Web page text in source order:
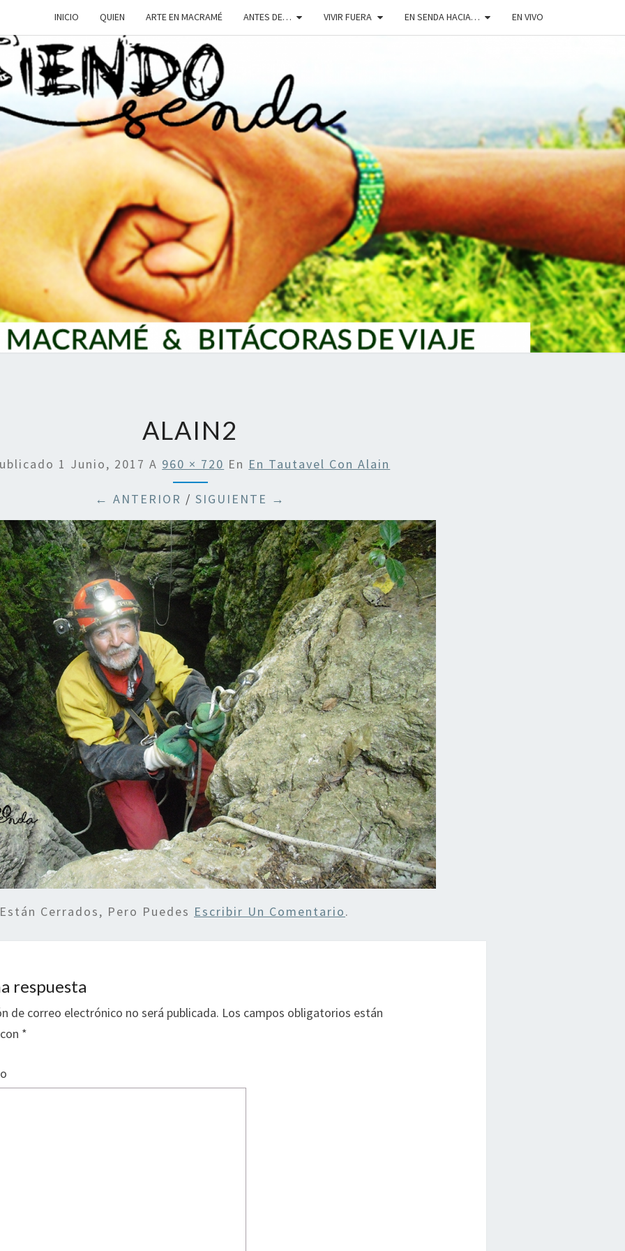
INICIO QUIEN ARTE EN MACRAMÉ ANTES DE… VIVIR FUERA EN SENDA HACIA… EN VIVO
SIENDOSENDA
ALAIN2
1 Junio, 2017 A 960 × 720 En En Tautavel Con Alain
← ANTERIOR /SIGUIENTE →
Cerrados, Pero Puedes Escribir Un Comentario.
respuesta
de correo electrónico no será publicada. Los campos obligatorios están
*